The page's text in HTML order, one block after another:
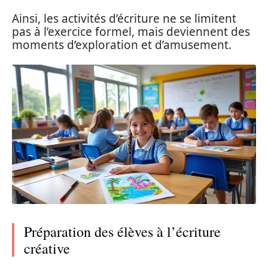
Ainsi, les activités d’écriture ne se limitent
pas à l’exercice formel, mais deviennent des
moments d’exploration et d’amusement.
Préparation des élèves à l’écriture
créative